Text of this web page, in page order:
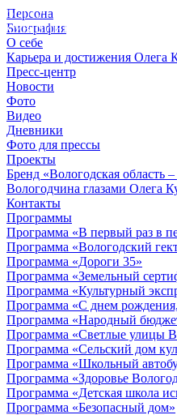
Персона
Биография
О себе
Карьера и достижения Олега
Пресс-центр
Новости
Фото
Видео
Дневники
Фото для прессы
Проекты
Бренд «Вологодская область
Вологодчина глазами Олега
Контакты
Программы
Программа «В первый раз в
Программа «Вологодский
Программа «Дороги 35»
Программа «Земельный
Программа «Культурный
Программа «С днем
Программа «Народный
Программа «Светлые улицы
Программа «Сельский дом
Программа «Школьный
Программа «Здоровье
Программа «Детская школа
Программа «Безопасный дом»
© 2012 - 2023,
КУВШИННИКОВ О.А.